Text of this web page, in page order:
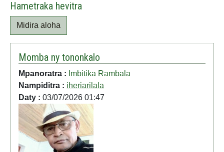
Hametraka hevitra
Midira aloha
Momba ny tononkalo
Mpanoratra : Imbitika Rambala
Nampiditra : iheriarilala
Daty : 03/07/2026 01:47